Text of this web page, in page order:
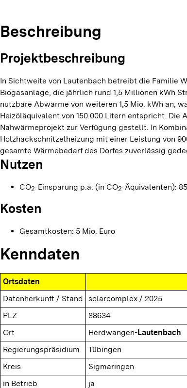
Beschreibung
Projektbeschreibung
In Sichtweite von Lautenbach betreibt die Familie
Biogasanlage, die jährlich rund 1,5 Millionen kWh
nutzbare Abwärme von weiteren 1,5 Mio. kWh an,
Heizöläquivalent von 150.000 Litern entspricht. Die
Nahwärmeprojekt zur Verfügung gestellt. In
Holzhackschnitzelheizung mit einer Leistung von
gesamte Wärmebedarf des Dorfes zuverlässig
Nutzen
CO2-Einsparung p.a. (in CO2-Äquivalenten):
Kosten
Gesamtkosten: 5 Mio. Euro
Kenndaten
Ortsdaten
Datenherkunft / Stand
solarcomplex / 2025
PLZ
88634
Ort
Herdwangen-Lautenbach
Regierungspräsidium
Tübingen
Kreis
Sigmaringen
in Betrieb
ja